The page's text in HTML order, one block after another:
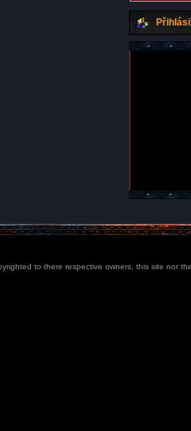
to there respective owners, this site nor